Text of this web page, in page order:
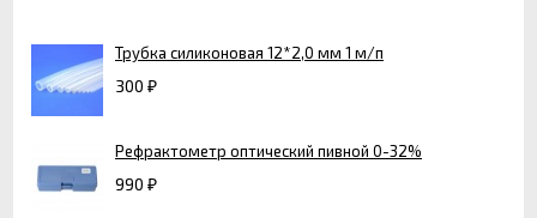
Трубка силиконовая 12*2,0 мм 1 м/п
300 ₽
Рефрактометр оптический пивной 0-32%
990 ₽